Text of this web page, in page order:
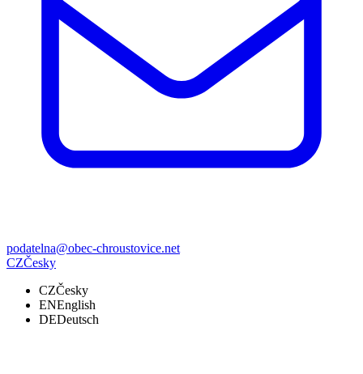
podatelna@obec-chroustovice.net
CZČesky
CZČesky
ENEnglish
DEDeutsch